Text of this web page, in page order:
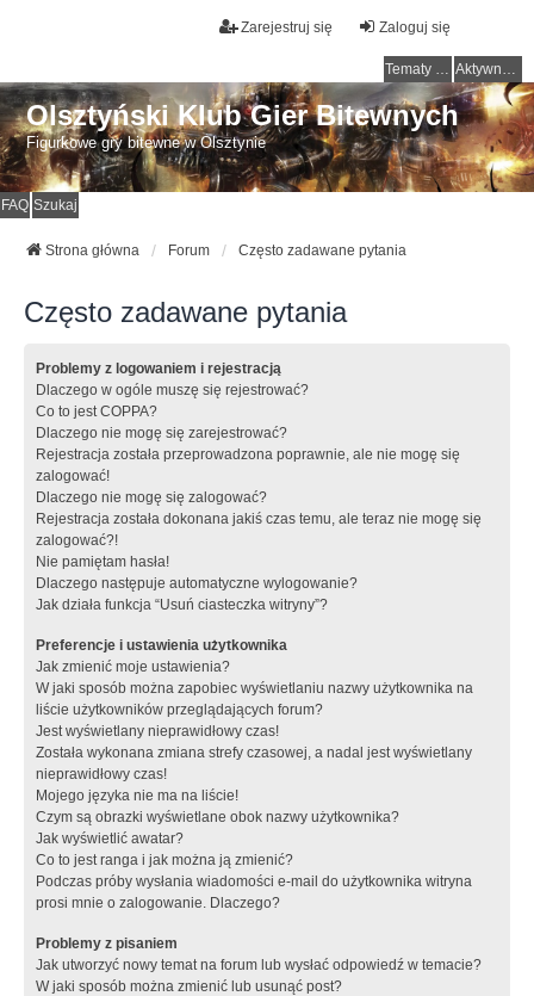
Zaloguj się
Zarejestruj się
Tematy bez odpowiedzi Aktywne tematy
Olsztyński Klub Gier Bitewnych
Figurkowe gry bitewne w Olsztynie
FAQ Szukaj
Strona główna Forum Często zadawane pytania
Często zadawane pytania
Problemy z logowaniem i rejestracją
Dlaczego w ogóle muszę się rejestrować?
Co to jest COPPA?
Dlaczego nie mogę się zarejestrować?
Rejestracja została przeprowadzona poprawnie, ale nie mogę się
zalogować!
Dlaczego nie mogę się zalogować?
Rejestracja została dokonana jakiś czas temu, ale teraz nie mogę się
zalogować?!
Nie pamiętam hasła!
Dlaczego następuje automatyczne wylogowanie?
Jak działa funkcja “Usuń ciasteczka witryny”?
Preferencje i ustawienia użytkownika
Jak zmienić moje ustawienia?
W jaki sposób można zapobiec wyświetlaniu nazwy użytkownika na
liście użytkowników przeglądających forum?
Jest wyświetlany nieprawidłowy czas!
Została wykonana zmiana strefy czasowej, a nadal jest wyświetlany
nieprawidłowy czas!
Mojego języka nie ma na liście!
Czym są obrazki wyświetlane obok nazwy użytkownika?
Jak wyświetlić awatar?
Co to jest ranga i jak można ją zmienić?
Podczas próby wysłania wiadomości e-mail do użytkownika witryna
prosi mnie o zalogowanie. Dlaczego?
Problemy z pisaniem
Jak utworzyć nowy temat na forum lub wysłać odpowiedź w temacie?
W jaki sposób można zmienić lub usunąć post?